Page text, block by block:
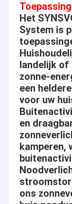
Het
System is
landelijk
zonne-
een
voor uw
en
kamperen,
ons